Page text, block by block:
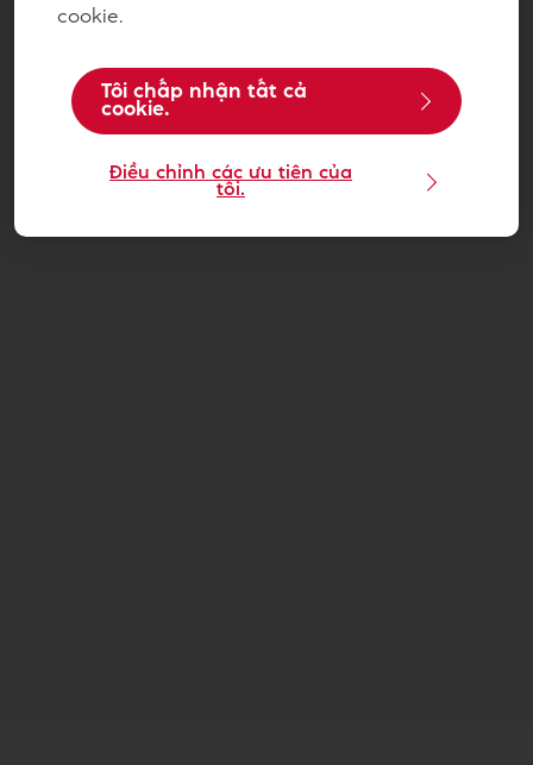
cookie.
Tôi chấp nhận tất cả
cookie.
Điều chỉnh các ưu tiên của
tôi.